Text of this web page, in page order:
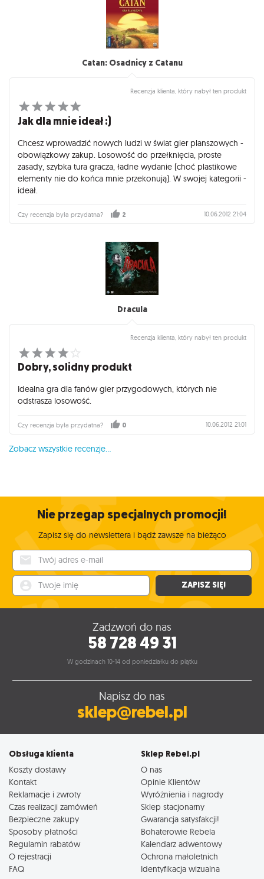
Catan: Osadnicy z Catanu
Recenzja klienta, który nabył ten produkt
Jak dla mnie ideał :)
Chcesz wprowadzić nowych ludzi w świat gier planszowych -
obowiązkowy zakup. Losowość do przełknięcia, proste
zasady, szybka tura gracza, ładne wydanie (choć plastikowe
elementy nie do końca mnie przekonują). W swojej kategorii -
ideał.
Czy recenzja była przydatna? 2 10.06.2012 21:04
Dracula
Recenzja klienta, który nabył ten produkt
Dobry, solidny produkt
Idealna gra dla fanów gier przygodowych, których nie
odstrasza losowość.
Czy recenzja była przydatna? 0 10.06.2012 21:01
Zobacz wszystkie recenzje...
Nie przegap specjalnych promocji!
Zapisz się do newslettera i bądź zawsze na bieżąco
ZAPISZ SIĘ!
Zadzwoń do nas
58 728 49 31
W godzinach 10-14 od poniedziałku do piątku
Napisz do nas
sklep@rebel.pl
Obsługa klienta
Koszty dostawy
Kontakt
Reklamacje i zwroty
Czas realizacji zamówień
Bezpieczne zakupy
Sposoby płatności
Regulamin rabatów
O rejestracji
FAQ
Sklep Rebel.pl
O nas
Opinie Klientów
Wyróżnienia i nagrody
Sklep stacjonarny
Gwarancja satysfakcji!
Bohaterowie Rebela
Kalendarz adwentowy
Ochrona małoletnich
Identyfikacja wizualna